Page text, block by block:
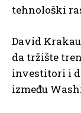
tehnološki
David
da tržište
investitori i
između